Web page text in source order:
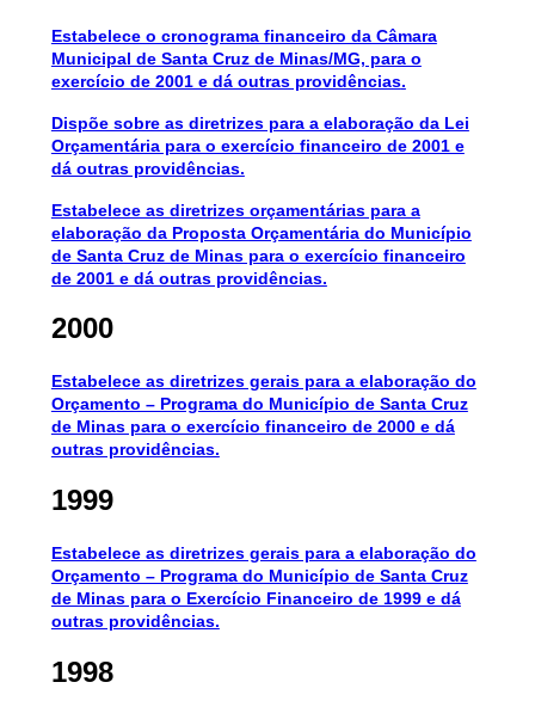
Estabelece o cronograma financeiro da Câmara
Municipal de Santa Cruz de Minas/MG, para o
exercício de 2001 e dá outras providências.
Dispõe sobre as diretrizes para a elaboração da Lei
Orçamentária para o exercício financeiro de 2001 e
dá outras providências.
Estabelece as diretrizes orçamentárias para a
elaboração da Proposta Orçamentária do Município
de Santa Cruz de Minas para o exercício financeiro
de 2001 e dá outras providências.
2000
Estabelece as diretrizes gerais para a elaboração do
Orçamento – Programa do Município de Santa Cruz
de Minas para o exercício financeiro de 2000 e dá
outras providências.
1999
Estabelece as diretrizes gerais para a elaboração do
Orçamento – Programa do Município de Santa Cruz
de Minas para o Exercício Financeiro de 1999 e dá
outras providências.
1998